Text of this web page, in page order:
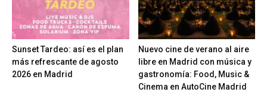
Sunset Tardeo: así es el plan
más refrescante de agosto
2026 en Madrid
Nuevo cine de verano al aire
libre en Madrid con música y
gastronomía: Food, Music &
Cinema en AutoCine Madrid